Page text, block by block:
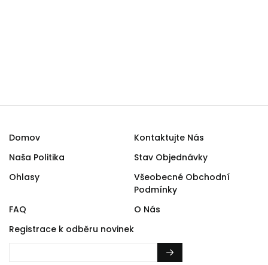
Domov
Kontaktujte Nás
Naša Politika
Stav Objednávky
Ohlasy
Všeobecné Obchodní
Podmínky
FAQ
O Nás
Registrace k odběru novinek